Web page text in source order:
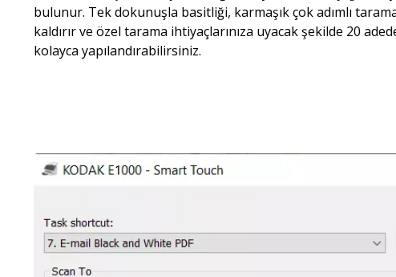
bulunur. Tek dokunuşla basitliği, karmaşık çok adımlı
kaldırır ve özel tarama ihtiyaçlarınıza uyacak şekilde 20
kolayca yapılandırabilirsiniz.
Resim